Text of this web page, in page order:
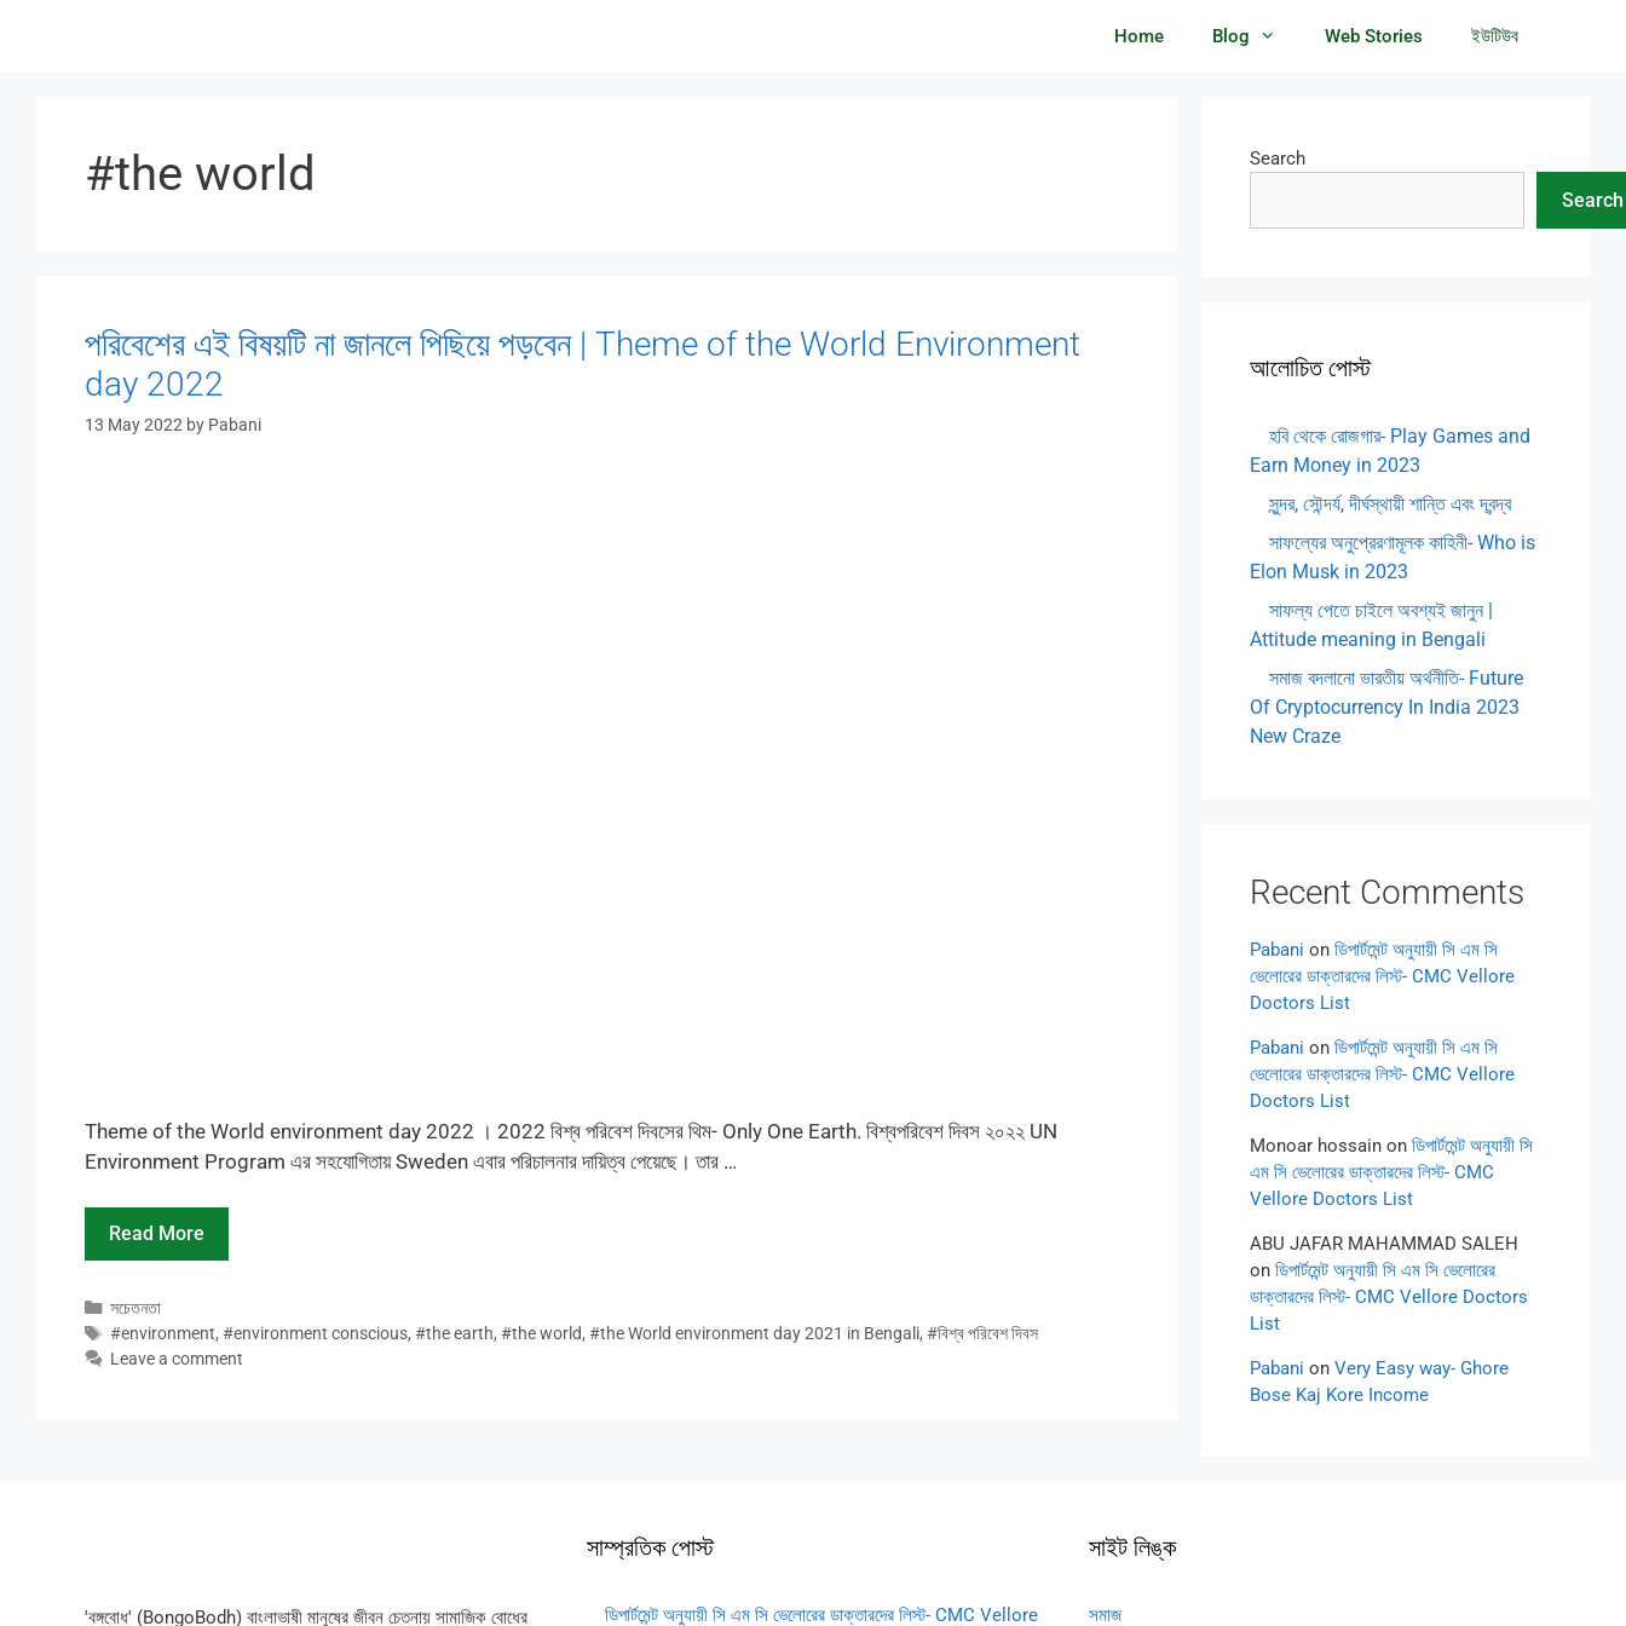
Home Blog Web Stories ইউটিউব
#the world
পরিবেশের এই বিষয়টি না জানলে পিছিয়ে পড়বেন | Theme of the World Environment
day 2022
13 May 2022 by Pabani
Theme of the World environment day 2022 । 2022 বিশ্ব পরিবেশ দিবসের থিম- Only One Earth. বিশ্বপরিবেশ দিবস ২০২২ UN
Environment Program এর সহযোগিতায় Sweden এবার পরিচালনার দায়িত্ব পেয়েছে। তার …
Read More
Categories
সচেতনতা
Tags
#environment,#environment conscious,#the earth,#the world,#the World environment day 2021 in Bengali,#বিশ্ব পরিবেশ দিবস
Leave a comment
Search
Search
আলোচিত পোস্ট
হবি থেকে রোজগার- Play Games and
Earn Money in 2023
সুন্দর, সৌন্দর্য, দীর্ঘস্থায়ী শান্তি এবং দ্বন্দ্ব
সাফল্যের অনুপ্রেরণামূলক কাহিনী- Who is
Elon Musk in 2023
সাফল্য পেতে চাইলে অবশ্যই জানুন |
Attitude meaning in Bengali
সমাজ বদলানো ভারতীয় অর্থনীতি- Future
Of Cryptocurrency In India 2023
New Craze
Recent Comments
Pabani onডিপার্টমেন্ট অনুযায়ী সি এম সি
ভেলোরের ডাক্তারদের লিস্ট- CMC Vellore
Doctors List
Pabani onডিপার্টমেন্ট অনুযায়ী সি এম সি
ভেলোরের ডাক্তারদের লিস্ট- CMC Vellore
Doctors List
Monoar hossain onডিপার্টমেন্ট অনুযায়ী সি
এম সি ভেলোরের ডাক্তারদের লিস্ট- CMC
Vellore Doctors List
ABU JAFAR MAHAMMAD SALEH
onডিপার্টমেন্ট অনুযায়ী সি এম সি ভেলোরের
ডাক্তারদের লিস্ট- CMC Vellore Doctors
List
Pabani onVery Easy way- Ghore
Bose Kaj Kore Income
'বঙ্গবোধ' (BongoBodh) বাংলাভাষী মানুষের জীবন চেতনায় সামাজিক বোধের
সাম্প্রতিক পোস্ট
ডিপার্টমেন্ট অনুযায়ী সি এম সি ভেলোরের ডাক্তারদের লিস্ট- CMC Vellore
সাইট লিঙ্ক
সমাজ